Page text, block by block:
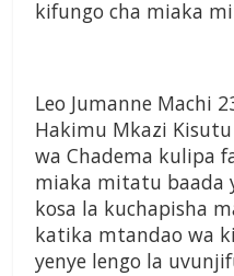
kifungo cha miaka
Leo Jumanne Machi
Hakimu Mkazi
wa Chadema kulipa
miaka mitatu baada
kosa la kuchapisha
katika mtandao wa
yenye lengo la